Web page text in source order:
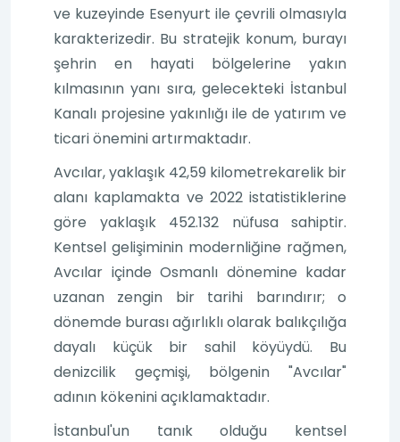
ve kuzeyinde Esenyurt ile çevrili olmasıyla
karakterizedir. Bu stratejik konum, burayı
şehrin en hayati bölgelerine yakın
kılmasının yanı sıra, gelecekteki İstanbul
Kanalı projesine yakınlığı ile de yatırım ve
ticari önemini artırmaktadır.
Avcılar, yaklaşık 42,59 kilometrekarelik bir
alanı kaplamakta ve 2022 istatistiklerine
göre yaklaşık 452.132 nüfusa sahiptir.
Kentsel gelişiminin modernliğine rağmen,
Avcılar içinde Osmanlı dönemine kadar
uzanan zengin bir tarihi barındırır; o
dönemde burası ağırlıklı olarak balıkçılığa
dayalı küçük bir sahil köyüydü. Bu
denizcilik geçmişi, bölgenin "Avcılar"
adının kökenini açıklamaktadır.
İstanbul'un tanık olduğu kentsel